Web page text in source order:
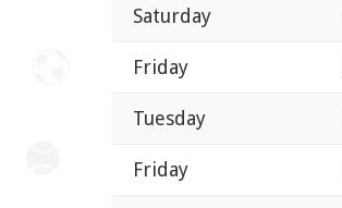
Saturday
Friday
Tuesday
Friday